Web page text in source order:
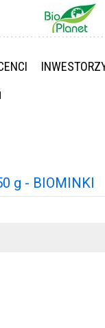
g - BIOMINKI